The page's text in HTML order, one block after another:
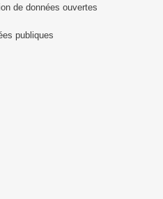
de données ouvertes
publiques